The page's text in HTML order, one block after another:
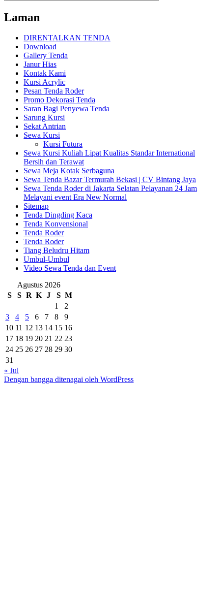
Laman
DIRENTALKAN TENDA
Download
Gallery Tenda
Janur Hias
Kontak Kami
Kursi Acrylic
Pesan Tenda Roder
Promo Dekorasi Tenda
Saran Bagi Penyewa Tenda
Sarung Kursi
Sekat Antrian
Sewa Kursi
Kursi Futura
Sewa Kursi Kuliah Lipat Kualitas Standar International
Bersih dan Terawat
Sewa Meja Kotak Serbaguna
Sewa Tenda Bazar Termurah Bekasi | CV Bintang Jaya
Sewa Tenda Roder di Jakarta Selatan Pelayanan 24 Jam
Melayani event Era New Normal
Sitemap
Tenda Dingding Kaca
Tenda Konvensional
Tenda Roder
Tenda Roder
Tiang Beludru Hitam
Umbul-Umbul
Video Sewa Tenda dan Event
Agustus 2026
S
S R K J S M
1
2
3
4 5 6 7 8
9
10 11 12 13 14 15 16
17 18 19 20 21 22 23
24 25 26 27 28 29 30
31
« Jul
Dengan bangga ditenagai oleh WordPress